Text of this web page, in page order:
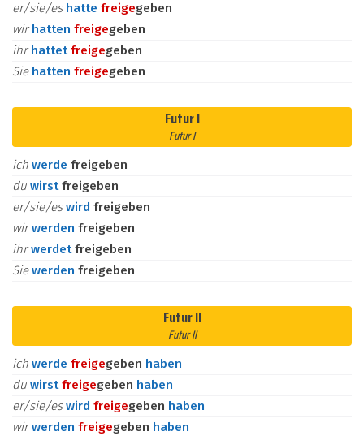
er/sie/es hatte freigegeben
wirhatten freigegeben
ihrhattetfreigegeben
Sie hatten freigegeben
Futur I
Futur I
ich werde freigeben
du wirstfreigeben
er/sie/eswird freigeben
wirwerden freigeben
ihrwerdetfreigeben
Siewerden freigeben
Futur II
Futur II
ich werde freigegeben haben
du wirstfreigegeben haben
er/sie/eswird freigegeben haben
wirwerden freigegeben haben